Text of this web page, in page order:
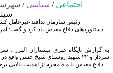
اجتماعی / سیاسی /
رئیس سازمان پدافند غیرعامل
دستاوردهای دفاع مقدس یاد کرد و گفت:
به گزارش پایگاه خبری پیشتازان البرز ،
سردار و ۲۲ شهید روستای شیخ حسن
دفاع مقدس با ماه محرم از اهمیت بالایی برخوردار است که باید مورد توجه متولیان باشد.